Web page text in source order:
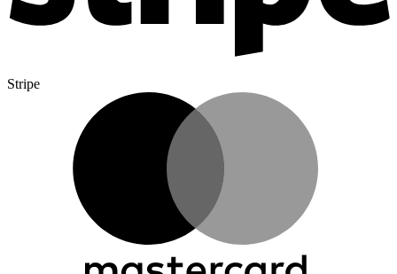
Stripe